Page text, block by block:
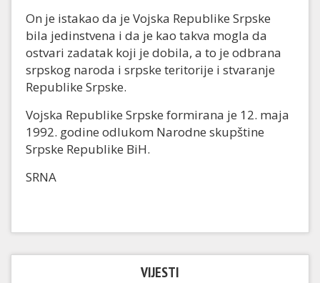
On je istakao da je Vojska Republike Srpske
bila jedinstvena i da je kao takva mogla da
ostvari zadatak koji je dobila, a to je odbrana
srpskog naroda i srpske teritorije i stvaranje
Republike Srpske.
Vojska Republike Srpske formirana je 12. maja
1992. godine odlukom Narodne skupštine
Srpske Republike BiH.
SRNA
VIJESTI